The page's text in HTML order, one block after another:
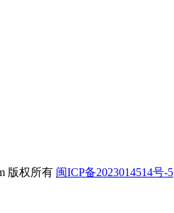
版权所有 闽ICP备2023014514号-5